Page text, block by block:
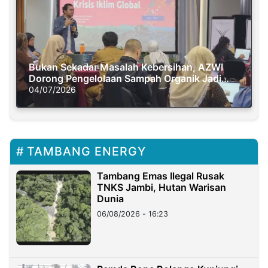
Bukan Sekadar Masalah Kebersihan, AZWI
Dorong Pengelolaan Sampah Organik Jadi
Solusi Krisis Iklim
04/07/2026
TAMBANG ENERGY
Tambang Emas Ilegal Rusak
TNKS Jambi, Hutan Warisan
Dunia
06/08/2026 - 16:23